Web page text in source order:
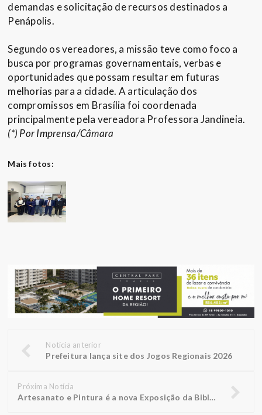
demandas e solicitação de recursos destinados a
Penápolis.
Segundo os vereadores, a missão teve como foco a
busca por programas governamentais, verbas e
oportunidades que possam resultar em futuras
melhorias para a cidade. A articulação dos
compromissos em Brasília foi coordenada
principalmente pela vereadora Professora Jandineia.
(*) Por Imprensa/Câmara
Mais fotos:
Notícia anterior
Prefeitura lança site dos Jogos Regionais 2026
Próxima Notícia
Artesanato e Pintura é a nova Exposição da Biblioteca FUNEPE